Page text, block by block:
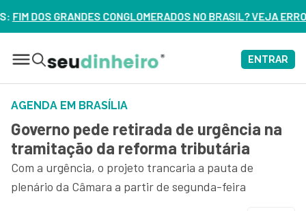
NO BRASIL? VEJA ERROS DE 3 DELES –
ENTRAR
AGENDA EM BRASÍLIA
Governo pede retirada de urgência na
tramitação da reforma tributária
Com a urgência, o projeto trancaria a pauta de
plenário da Câmara a partir de segunda-feira